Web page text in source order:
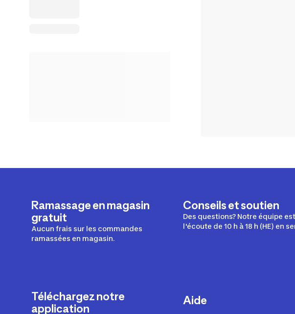
Ramassage en magasin
gratuit
Aucun frais sur les commandes
ramassées en magasin.
Conseils et soutien
Des questions? Notre équipe
l'écoute de 10 h à 18 h (HE) en
Téléchargez notre
application
Aide